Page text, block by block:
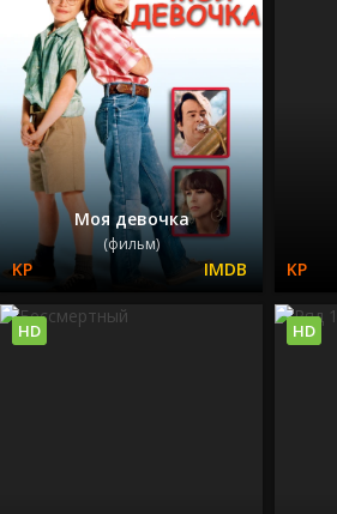
Моя девочка
(фильм)
HD HD